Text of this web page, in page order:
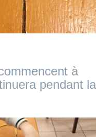
à
pendant la